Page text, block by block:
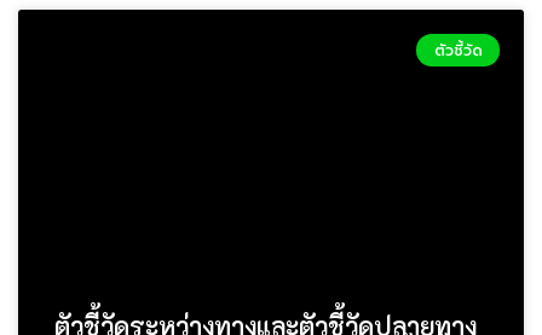
ตัวชี้วัด
ตัวชี้วัดระหว่างทางและตัวชี้วัดปลายทาง